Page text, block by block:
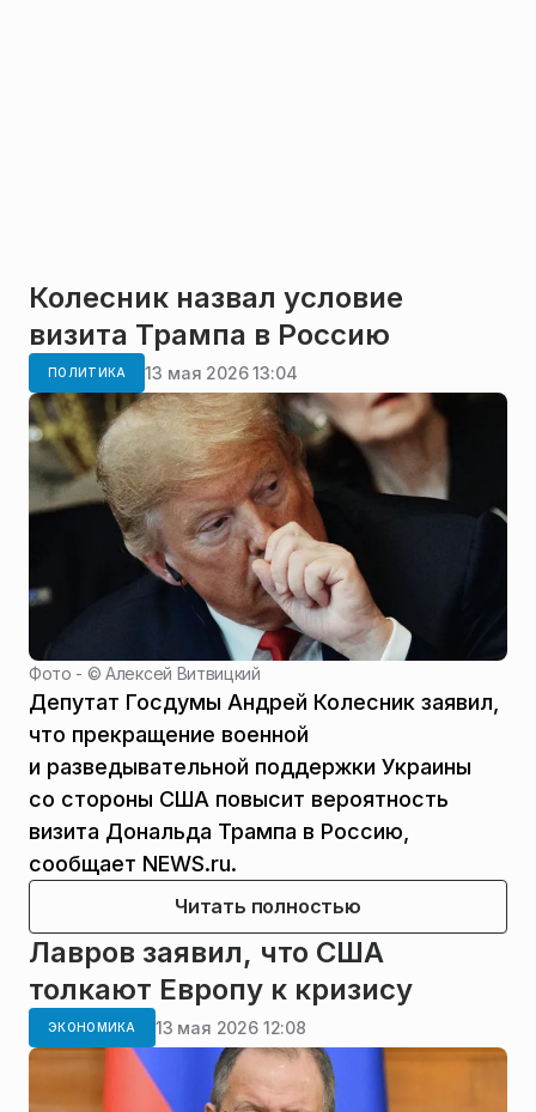
Колесник назвал условие
визита Трампа в Россию
ПОЛИТИКА 13 мая 2026 13:04
Фото - ©Алексей Витвицкий
Депутат Госдумы Андрей Колесник заявил,
что прекращение военной
и разведывательной поддержки Украины
со стороны США повысит вероятность
визита Дональда Трампа в Россию,
сообщает NEWS.ru.
Читать полностью
Лавров заявил, что США
толкают Европу к кризису
ЭКОНОМИКА 13 мая 2026 12:08